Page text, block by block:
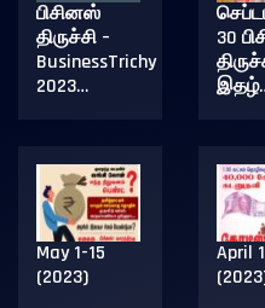
பிசினஸ்
திருச்சி –
BusinessTrichy
2023…
30
May 1-15
(2023)
April